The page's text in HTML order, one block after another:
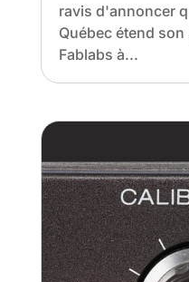
ravis d'annoncer
Québec étend
Fablabs à...